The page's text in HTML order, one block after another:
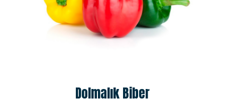
Dolmalık Biber